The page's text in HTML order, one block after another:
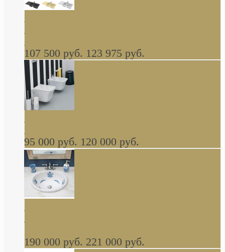
керамическая мойка 1160 x 510 мм белая,
серая, черная, бежевая В НАЛИЧИИ
107 500 руб. 123 975 руб.
навесное КОМПЛЕКТ
95 000 руб. 120 000 руб.
Decorated Bathroom раковина овальная
встраиваемая для ванной с рисунком синяя
роза В НАЛИЧИИ
190 000 руб. 221 000 руб.